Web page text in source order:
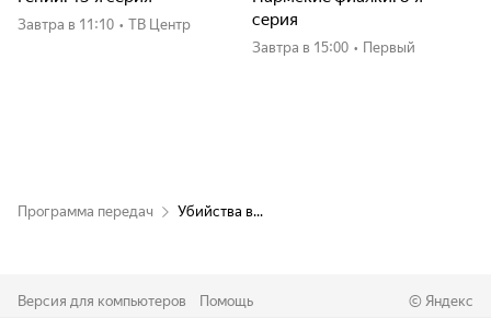
Завтра в 11:10 • ТВ Центр
серия
Завтра в 15:00 • Первый
Программа передач Убийства в...
Версия для компьютеров Помощь © Яндекс